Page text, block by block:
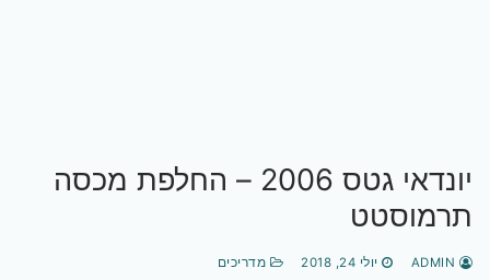
יונדאי גטס 2006 – החלפת מכסה
תרמוסטט
יולי 24, 2018 מדריכים